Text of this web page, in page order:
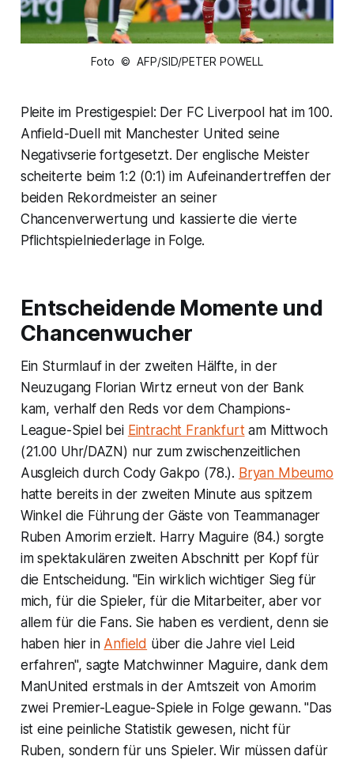
Foto © AFP/SID/PETER POWELL
Pleite im Prestigespiel: Der FC Liverpool hat im 100.
Anfield-Duell mit Manchester United seine
Negativserie fortgesetzt. Der englische Meister
scheiterte beim 1:2 (0:1) im Aufeinandertreffen der
beiden Rekordmeister an seiner
Chancenverwertung und kassierte die vierte
Pflichtspielniederlage in Folge.
Entscheidende Momente und
Chancenwucher
Ein Sturmlauf in der zweiten Hälfte, in der
Neuzugang Florian Wirtz erneut von der Bank
kam, verhalf den Reds vor dem Champions-
League-Spiel bei Eintracht Frankfurtam Mittwoch
(21.00 Uhr/DAZN) nur zum zwischenzeitlichen
Ausgleich durch Cody Gakpo (78.). Bryan Mbeumo
hatte bereits in der zweiten Minute aus spitzem
Winkel die Führung der Gäste von Teammanager
Ruben Amorim erzielt. Harry Maguire (84.) sorgte
im spektakulären zweiten Abschnitt per Kopf für
die Entscheidung. "Ein wirklich wichtiger Sieg für
mich, für die Spieler, für die Mitarbeiter, aber vor
allem für die Fans. Sie haben es verdient, denn sie
haben hier in Anfield über die Jahre viel Leid
erfahren", sagte Matchwinner Maguire, dank dem
ManUnited erstmals in der Amtszeit von Amorim
zwei Premier-League-Spiele in Folge gewann. "Das
ist eine peinliche Statistik gewesen, nicht für
Ruben, sondern für uns Spieler. Wir müssen dafür